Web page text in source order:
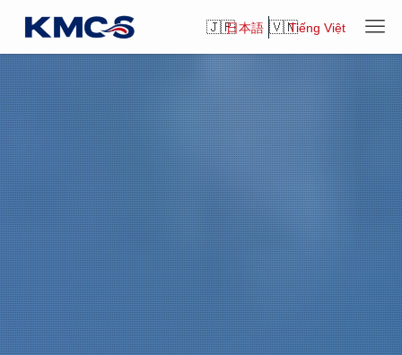
日本語 Tiếng Việt